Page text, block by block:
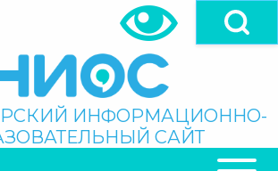
ИНФОРМАЦИОННО-
САЙТ